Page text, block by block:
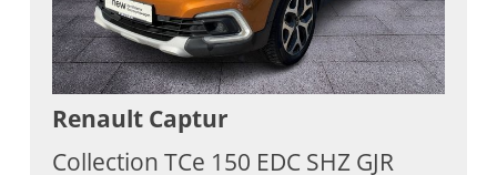
Renault Captur
Collection TCe 150 EDC SHZ GJR